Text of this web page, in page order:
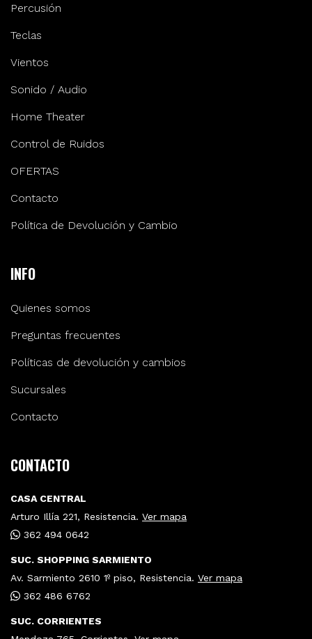
Percusión
Teclas
Vientos
Sonido / Audio
Home Theater
Control de Ruidos
OFERTAS
Contacto
Política de Devolución y Cambio
INFO
Quienes somos
Preguntas frecuentes
Políticas de devolución y cambios
Sucursales
Contacto
CONTACTO
CASA CENTRAL
Arturo Illía 221, Resistencia. Ver mapa
362 494 0642
SUC. SHOPPING SARMIENTO
Av. Sarmiento 2610 1º piso, Resistencia. Ver mapa
362 486 6762
SUC. CORRIENTES